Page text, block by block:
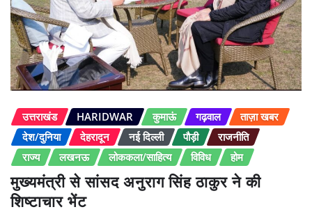
उत्तराखंड HARIDWAR कुमाऊं गढ़वाल
ताज़ा खबर
देश/दुनिया
देहरादून नई दिल्ली पौड़ी
राजनीति
राज्य
लखनऊ लोककला/साहित्य विविध होम
मुख्यमंत्री से सांसद अनुराग सिंह ठाकुर ने की
शिष्टाचार भेंट